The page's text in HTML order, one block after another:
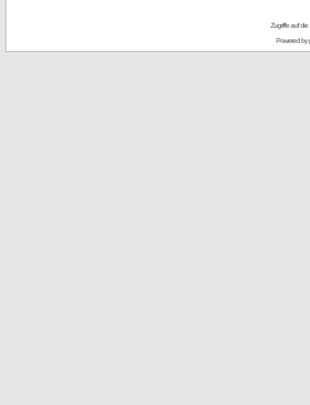
Zugriffe auf
Powered by